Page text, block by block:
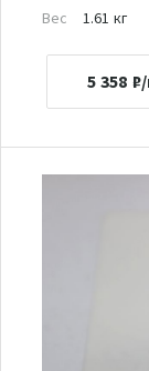
Вес
1.61 кг
5 358